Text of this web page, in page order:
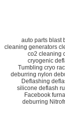
auto parts blast
cleaning generators
co2 cleaning
cryogenic
Tumbling cryo
deburring nylon
Deflashing
silicone deflash
Facebook
deburring